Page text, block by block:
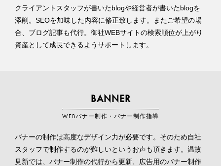
クライアントスタッフが書いたblogや経営者が書いたblogを
添削。SEOを加味した内容に修正致します。またご希望の場
合、ブログ記事も代行。御社WEBサイトの検索順位が上がり
資産として成長できるようサポートします。
BANNER
WEBバナー制作・バナー制作指導
バナーの制作は高度なデザイン力が必要です。そのため自社
スタッフで制作するのが難しいというお声も頂きます。温故
見新では、バナー制作の代行から更新、広告用のバナー制作